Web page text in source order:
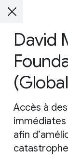
David
Accès à
afin